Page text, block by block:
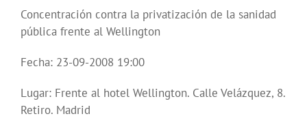
Concentración contra la privatización de la sanidad
pública frente al Wellington
Fecha: 23-09-2008 19:00
Lugar: Frente al hotel Wellington. Calle Velázquez, 8.
Retiro. Madrid